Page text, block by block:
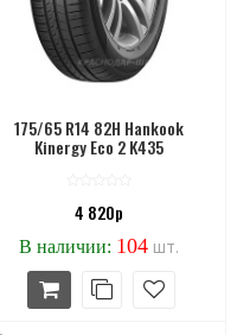
175/65 R14 82H Hankook
Kinergy Eco 2 K435
4 820р
В наличии: 104 шт.